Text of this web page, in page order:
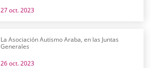
27 oct. 2023
La Asociación Autismo Araba, en las Juntas
Generales
26 oct. 2023